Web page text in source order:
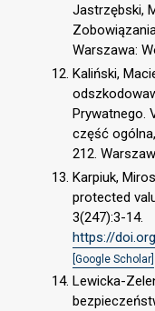
Jastrzębski,
Warszawa:
Kaliński,
Prywatnego.
część
212.
Karpiuk,
protected
3(247):3-14.
https://
[Google Scholar]
Lewicka-